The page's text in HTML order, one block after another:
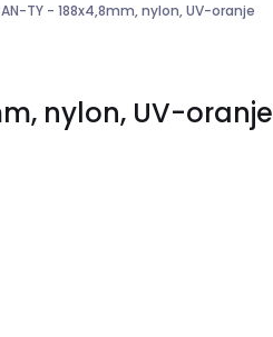
TY - 188x4,8mm, nylon, UV-oranje
nylon, UV-oranje